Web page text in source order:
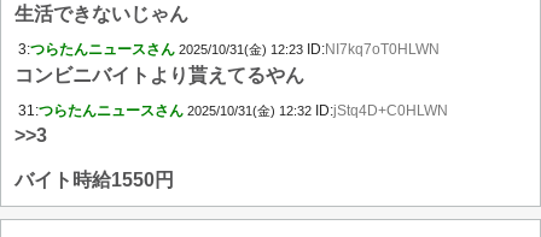
生活できないじゃん
3:つらたんニュースさん 2025/10/31(金) 12:23 ID:NI7kq7oT0HLWN
コンビニバイトより貰えてるやん
31:つらたんニュースさん 2025/10/31(金) 12:32 ID:jStq4D+C0HLWN
>>3
バイト時給1550円